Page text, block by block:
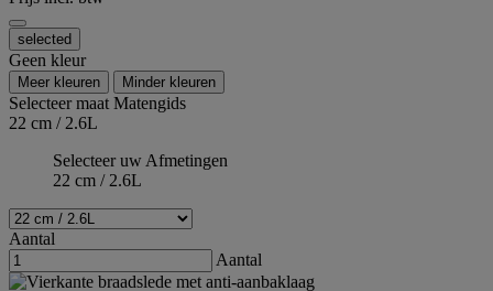
selected
Geen kleur
Meer kleuren Minder kleuren
Selecteer maatMatengids
22 cm / 2.6L
Selecteer uw Afmetingen
22 cm / 2.6L
Aantal
Aantal